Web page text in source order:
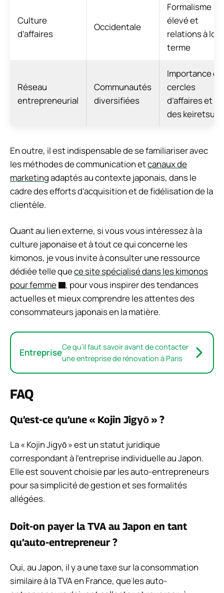
Culture
d’affaires
Occidentale
Formalisme
élevé et
relations à
terme
Réseau
entrepreneurial
Communautés
diversifiées
Importance
cercles
d’affaires et
des keiretsu
En outre, il est indispensable de se familiariser avec
les méthodes de communication etcanaux de
marketingadaptés au contexte japonais, dans le
cadre des efforts d’acquisition et de fidélisation de la
clientèle.
Quant au lien externe, si vous vous intéressez à la
culture japonaise et à tout ce qui concerne les
kimonos, je vous invite à consulter une ressource
dédiée telle quece site spécialisé dans les kimonos
pour femme
, pour vous inspirer des tendances
actuelles et mieux comprendre les attentes des
consommateurs japonais en la matière.
EntrepriseCe qu’il faut savoir avant de contacter
une entreprise de rénovation à Paris
FAQ
Qu’est-ce qu’une « Kojin Jigyō » ?
La « Kojin Jigyō » est un statut juridique
correspondant à l’entreprise individuelle au Japon.
Elle est souvent choisie par les auto-entrepreneurs
pour sa simplicité de gestion et ses formalités
allégées.
Doit-on payer la TVA au Japon en tant
qu’auto-entrepreneur ?
Oui, au Japon, il y a une taxe sur la consommation
similaire à la TVA en France, que les auto-